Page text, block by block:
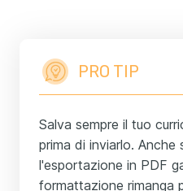
PRO TIP
Salva sempre il tuo
prima di inviarlo. Anche
l'esportazione in PDF
formattazione rimanga